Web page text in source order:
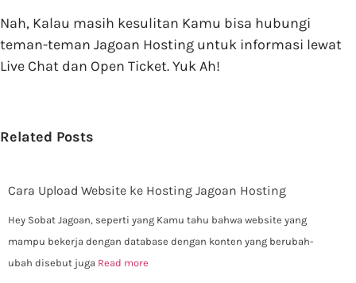
Nah, Kalau masih kesulitan Kamu bisa hubungi
teman-teman Jagoan Hosting untuk informasi lewat
Live Chat dan Open Ticket. Yuk Ah!
Related Posts
Cara Upload Website ke Hosting Jagoan Hosting
Hey Sobat Jagoan, seperti yang Kamu tahu bahwa website yang
mampu bekerja dengan database dengan konten yang berubah-
ubah disebut juga Read more